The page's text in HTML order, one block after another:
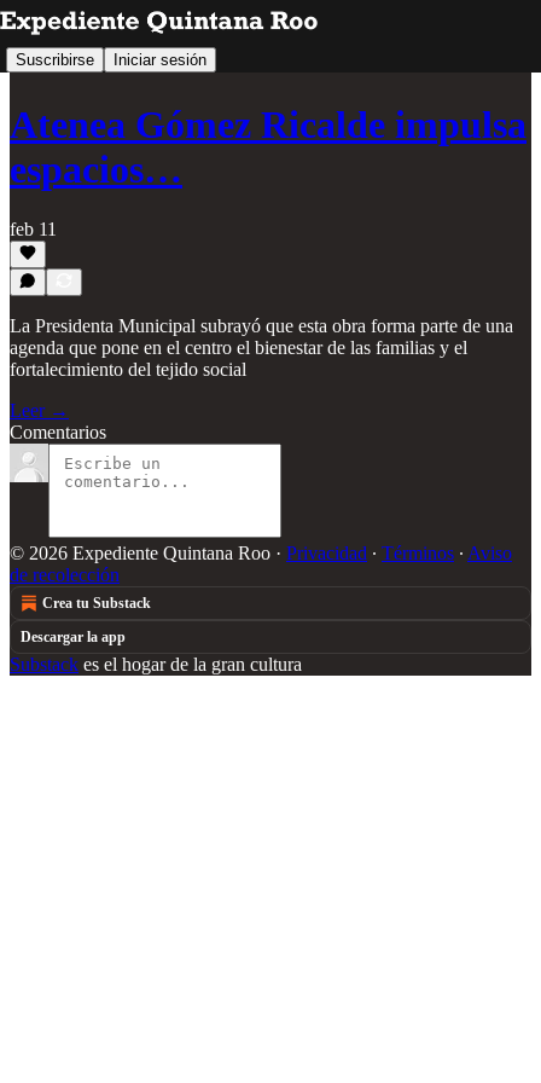
Suscribirse Iniciar sesión
Atenea Gómez Ricalde impulsa
espacios…
feb 11
La Presidenta Municipal subrayó que esta obra forma parte de una
agenda que pone en el centro el bienestar de las familias y el
fortalecimiento del tejido social
Leer →
Comentarios
© 2026 Expediente Quintana Roo · Privacidad ∙ Términos ∙ Aviso
de recolección
Crea tu Substack
Descargar la app
Substack es el hogar de la gran cultura